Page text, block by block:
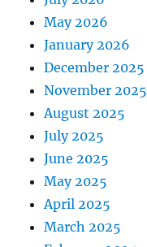
May 2026
January 2026
December 2025
November 2025
August 2025
July 2025
June 2025
May 2025
April 2025
March 2025